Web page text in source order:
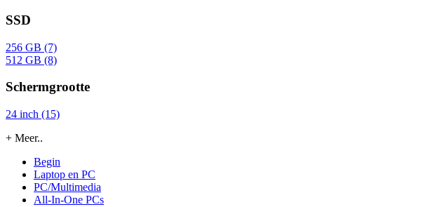
SSD
256 GB (7)
512 GB (8)
Schermgrootte
24 inch (15)
+ Meer..
Begin
Laptop en PC
PC/Multimedia
All-In-One PCs